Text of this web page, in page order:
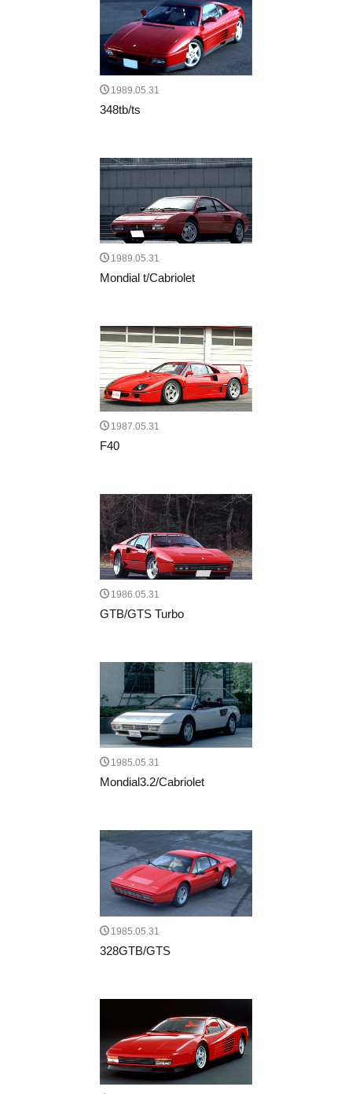
1989.05.31
348tb/ts
1989.05.31
Mondial t/Cabriolet
1987.05.31
F40
1986.05.31
GTB/GTS Turbo
1985.05.31
Mondial3.2/Cabriolet
1985.05.31
328GTB/GTS